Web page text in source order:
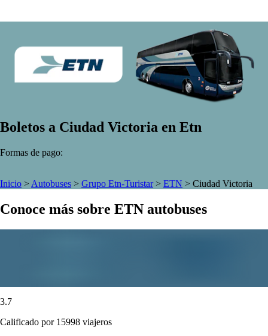
Boletos a Ciudad Victoria en Etn
Formas de pago:
Inicio > Autobuses > Grupo Etn-Turistar> ETN > Ciudad Victoria
Conoce más sobre ETN autobuses
3.7
Calificado por 15998 viajeros